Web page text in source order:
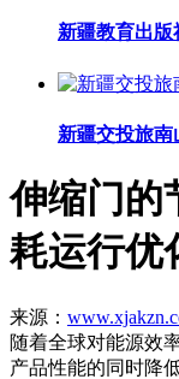
新疆教育出版
新疆交投旅南
伸缩门的
耗运行优
来源：
随着全球对能源效
产品性能的同时降